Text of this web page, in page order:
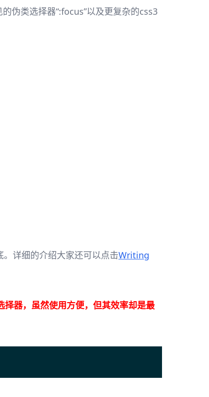
伪类选择器“:focus”以及更复杂的css3
详细的介绍大家还可以点击Writing
器，虽然使用方便，但其效率却是最